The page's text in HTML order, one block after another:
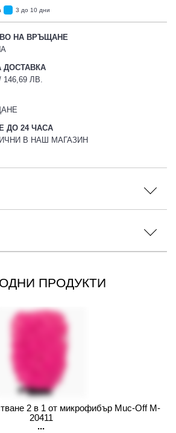
3 до 10 дни
НА ВРЪЩАНЕ
ДОСТАВКА
146,69 ЛВ.
ДО 24 ЧАСА
В НАШ МАГАЗИН
ПРОДУКТИ
2 в 1 от микрофибър Muc-Off M-
20411